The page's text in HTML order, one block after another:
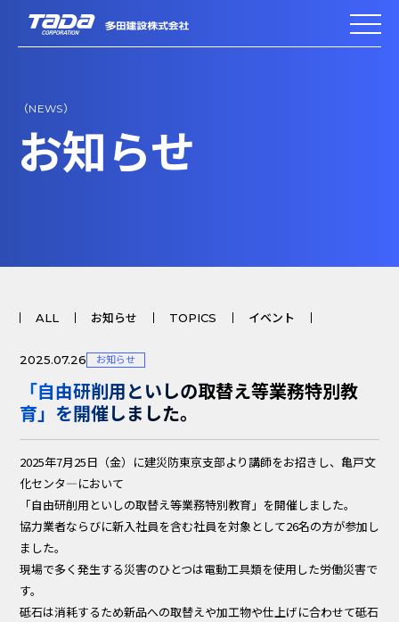
（NEWS）
お知らせ
ALL お知らせ TOPICS イベント
2025.07.26 お知らせ
「自由研削用といしの取替え等業務特別教
育」を開催しました。
2025年7月25日（金）に建災防東京支部より講師をお招きし、亀戸文
化センタ―において
「自由研削用といしの取替え等業務特別教育」を開催しました。
協力業者ならびに新入社員を含む社員を対象として26名の方が参加し
ました。
現場で多く発生する災害のひとつは電動工具類を使用した労働災害で
す。
砥石は消耗するため新品への取替えや加工物や仕上げに合わせて砥石